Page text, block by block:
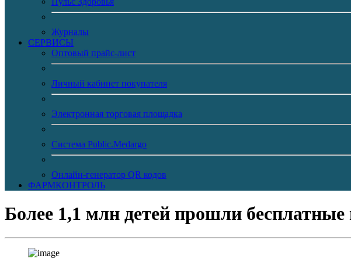
Журналы
CЕРВИСЫ
Оптовый прайс-лист
Личный кабинет покупателя
Электронная торговая площадка
Система Public.Medargo
Онлайн-генератор QR кодов
ФАРМКОНТРОЛЬ
Более 1,1 млн детей прошли